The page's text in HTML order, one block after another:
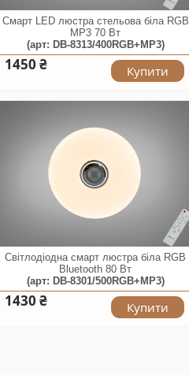
Смарт LED люстра стельова біла RGB
MP3 70 Вт
(арт: DB-8313/400RGB+MP3)
1450 ₴ Купити
Світлодіодна смарт люстра біла RGB
Bluetooth 80 Вт
(арт: DB-8301/500RGB+MP3)
1430 ₴ Купити